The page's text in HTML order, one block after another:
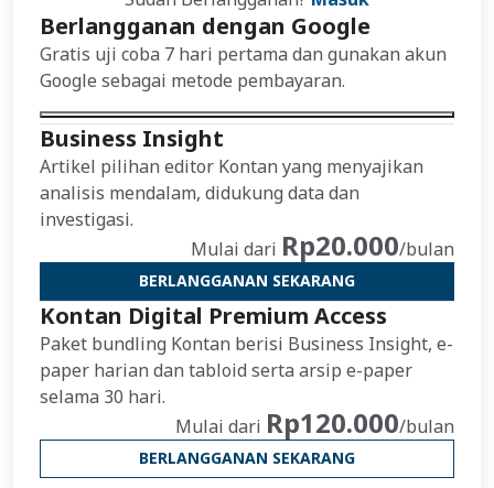
Berlangganan dengan Google
Gratis uji coba 7 hari pertama dan gunakan akun
Google sebagai metode pembayaran.
Business Insight
Artikel pilihan editor Kontan yang menyajikan
analisis mendalam, didukung data dan
investigasi.
Mulai dari Rp20.000/bulan
BERLANGGANAN SEKARANG
Kontan Digital Premium Access
Paket bundling Kontan berisi Business Insight, e-
paper harian dan tabloid serta arsip e-paper
selama 30 hari.
Mulai dari Rp120.000/bulan
BERLANGGANAN SEKARANG